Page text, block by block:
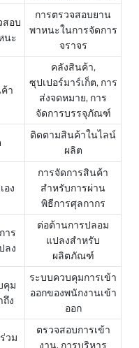
สอบ
นะ
การตรวจสอบยาน
พาหนะในการจัดการ
จราจร
า
คลังสินค้า,
ซุปเปอร์มาร์เก็ต, การ
ส่งจดหมาย, การ
จัดการบรรจุภัณฑ์
ติดตามสินค้าในไลน์
ผลิต
อง
การจัดการสินค้า
สำหรับการผ่าน
พิธีการศุลกากร
าร
ลง
ต่อต้านการปลอม
แปลงสำหรับ
ผลิตภัณฑ์
คุม
ถึง
ระบบควบคุมการเข้า
ออกของพนักงานเข้า
ออก
วม
ตรวจสอบการเข้า
งาน, การบริหาร